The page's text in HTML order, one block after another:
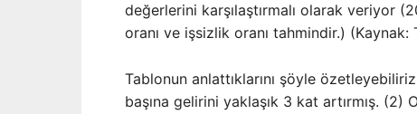
değerlerini karşılaştırmalı olarak veriyor
oranı ve işsizlik oranı tahmindir.) (Kaynak:
Tablonun anlattıklarını şöyle
başına gelirini yaklaşık 3 kat artırmış.